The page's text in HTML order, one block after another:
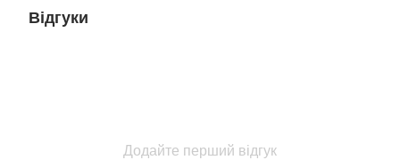
Відгуки
Додайте перший відгук